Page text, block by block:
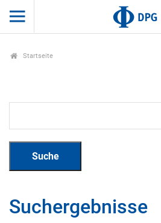
Startseite
Suchergebnisse